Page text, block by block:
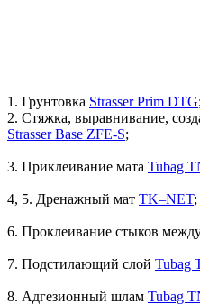
1. Грунтовка Strasser Prim DTG;
2. Стяжка, выравнивание,
Strasser Base ZFE-S;
3. Приклеивание мата Tubag
4, 5. Дренажный мат TK–NET;
6. Проклеивание стыков
7. Подстилающий слой Tubag
8. Адгезионный шлам Tubag